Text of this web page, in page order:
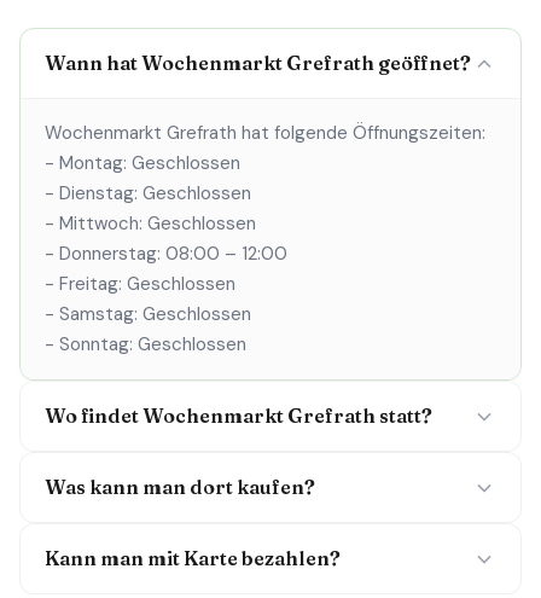
Wann hat Wochenmarkt Grefrath geöffnet?
Wochenmarkt Grefrath hat folgende Öffnungszeiten:
- Montag: Geschlossen
- Dienstag: Geschlossen
- Mittwoch: Geschlossen
- Donnerstag: 08:00 – 12:00
- Freitag: Geschlossen
- Samstag: Geschlossen
- Sonntag: Geschlossen
Wo findet Wochenmarkt Grefrath statt?
Was kann man dort kaufen?
Kann man mit Karte bezahlen?